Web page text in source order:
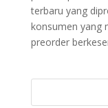
terbaru yang
konsumen yang
preorder